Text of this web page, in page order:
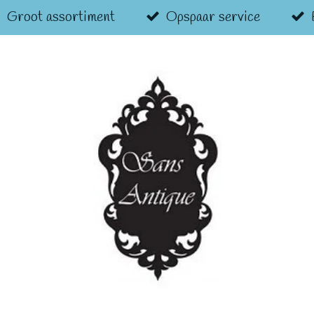
Groot assortiment Opspaar service